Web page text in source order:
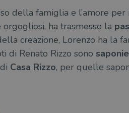
della famiglia e l’amore
orgogliosi, ha trasmesso la
creazione, Lorenzo ha la
di Renato Rizzo sono
Casa Rizzo, per quelle